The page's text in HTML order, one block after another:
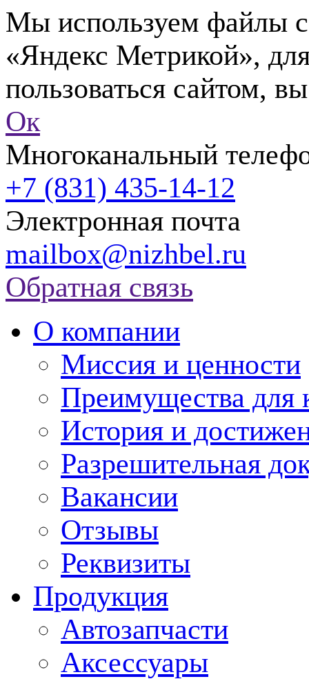
Мы используем файлы
«Яндекс Метрикой»,
пользоваться сайтом,
Ок
Многоканальный
+7 (831) 435-14-12
Электронная почта
mailbox@nizhbel.ru
Обратная связь
О компании
Миссия и ценности
Преимущества для
История и
Разрешительная
Вакансии
Отзывы
Реквизиты
Продукция
Автозапчасти
Аксессуары